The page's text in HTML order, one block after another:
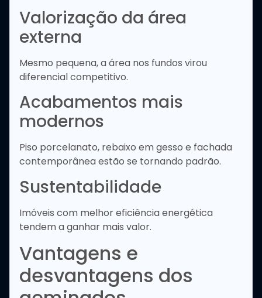
Valorização da área
externa
Mesmo pequena, a área nos fundos virou
diferencial competitivo.
Acabamentos mais
modernos
Piso porcelanato, rebaixo em gesso e fachada
contemporânea estão se tornando padrão.
Sustentabilidade
Imóveis com melhor eficiência energética
tendem a ganhar mais valor.
Vantagens e
desvantagens dos